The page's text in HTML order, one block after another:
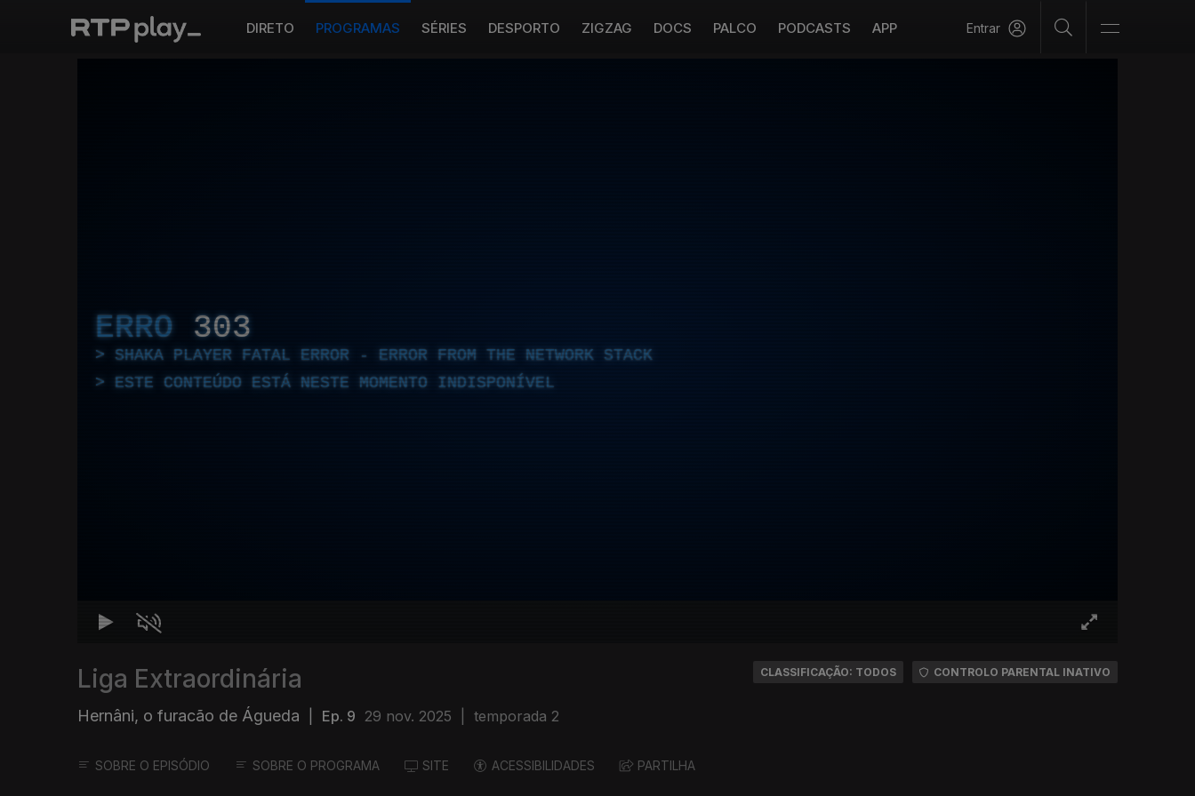
DIRETO PROGRAMAS SÉRIES DESPORTO ZIGZAG DOCS PALCO PODCASTS APP Entrar
ERRO 303
SHAKA PLAYER FATAL ERROR - ERROR FROM THE NETWORK STACK
ESTE CONTEÚDO ESTÁ NESTE MOMENTO INDISPONÍVEL
Liga Extraordinária
Hernâni, o furacão de Águeda Ep. 9 29 nov. 2025 temporada 2
CLASSIFICAÇÃO: TODOS CONTROLO PARENTAL INATIVO
SOBRE O EPISÓDIO SOBRE O PROGRAMA SITE ACESSIBILIDADES PARTILHA